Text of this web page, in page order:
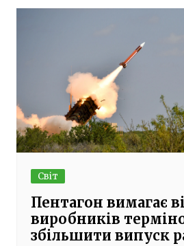
Світ
Пентагон вимагає
виробників
збільшити випуск